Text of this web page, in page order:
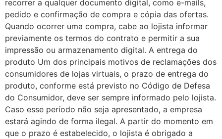
recorrer a qualquer documento digital, como e-mails,
pedido e confirmação de compra e cópia das ofertas.
Quando ocorrer uma compra, cabe ao lojista informar
previamente os termos do contrato e permitir a sua
impressão ou armazenamento digital. A entrega do
produto Um dos principais motivos de reclamações dos
consumidores de lojas virtuais, o prazo de entrega do
produto, conforme está previsto no Código de Defesa
do Consumidor, deve ser sempre informado pelo lojista.
Caso esse período não seja apresentado, a empresa
estará agindo de forma ilegal. A partir do momento em
que o prazo é estabelecido, o lojista é obrigado a